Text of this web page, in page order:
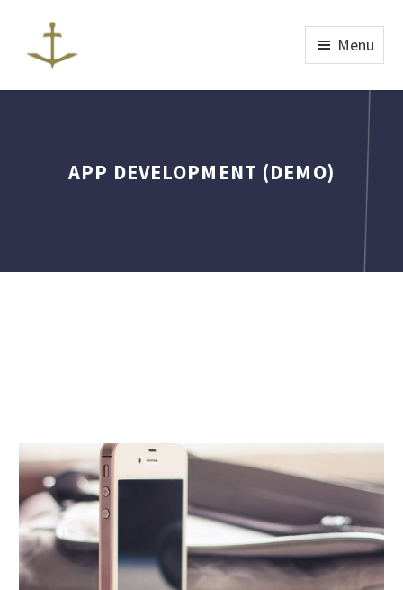
Menu
APP DEVELOPMENT (DEMO)